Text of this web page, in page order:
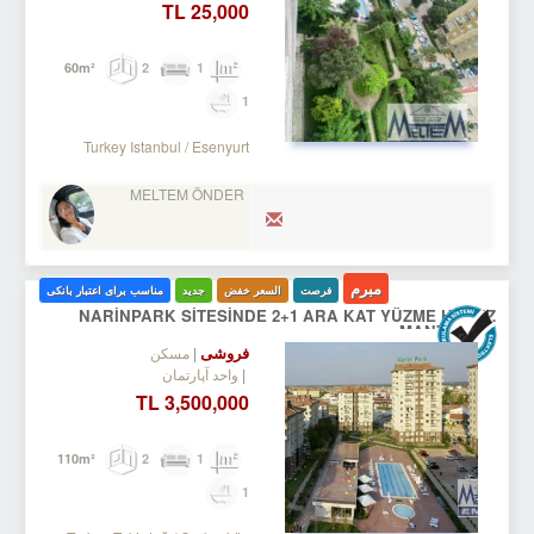
25,000 TL
2
1
1
Turkey Istanbul / Esenyurt
MELTEM ÖNDER
مبرم فرصت السعر خفض جدید مناسب برای اعتبار بانکی
NARİNPARK SİTESİNDE 2+1 ARA KAT YÜZME HAVUZ
MANZARALI
فروشی مسکن
واحد آپارتمان
3,500,000 TL
2
1
1